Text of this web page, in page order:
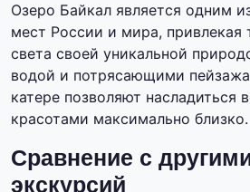
Озеро Байкал является одним
мест России и мира, привлекая
света своей уникальной
водой и потрясающими
катере позволяют насладиться
красотами максимально близко.
Сравнение с
экскурсий